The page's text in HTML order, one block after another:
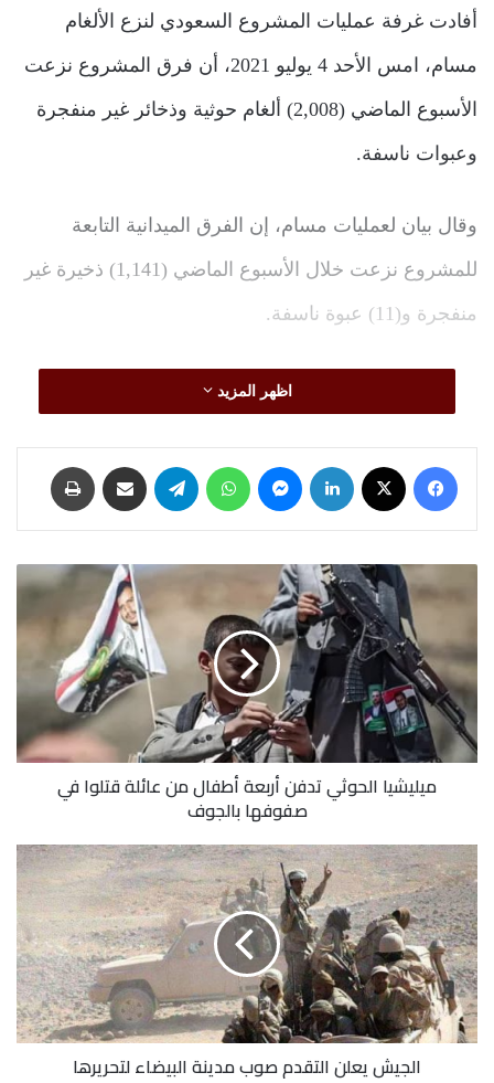
أفادت غرفة عمليات المشروع السعودي لنزع الألغام
مسام، امس الأحد 4 يوليو 2021، أن فرق المشروع نزعت
الأسبوع الماضي (2,008) ألغام حوثية وذخائر غير منفجرة
وعبوات ناسفة.
وقال بيان لعمليات مسام، إن الفرق الميدانية التابعة
للمشروع نزعت خلال الأسبوع الماضي (1,141) ذخيرة غير
منفجرة و(11) عبوة ناسفة.
حتى 2 يوليو الجاري، وتمكنت الفرق الهندسية من تطهير
(24,123,141) مترًا مربعا من الأراضي في اليمن كانت
مفخخة بالألغام والذخائر غير المنفجرة.
اظهر المزيد
فيسبوك لينكدإن ماسنجر واتساب تيلقرام مشاركة عبر البريد
الحوثي
أربعة
أطفال
من
عائلة
قتلوا
في
صفوفهاميليشيا الحوثي تدفن أربعة أطفال من عائلة قتلوا في
صفوفها بالجوف
الجيش
يعلن
التقدم
صوب
مدينة
البيضاء
لتحريرها
الجيش يعلن التقدم صوب مدينة البيضاء لتحريرها